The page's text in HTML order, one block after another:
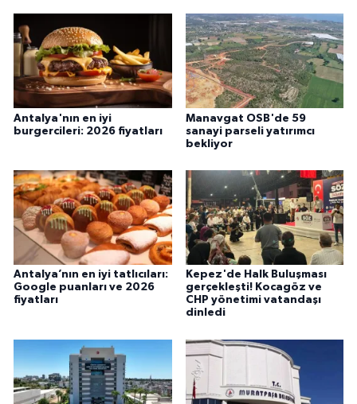
Antalya'nın en iyi
burgercileri: 2026 fiyatları
Manavgat OSB'de 59
sanayi parseli yatırımcı
bekliyor
Antalya’nın en iyi tatlıcıları:
Google puanları ve 2026
fiyatları
Kepez'de Halk Buluşması
gerçekleşti! Kocagöz ve
CHP yönetimi vatandaşı
dinledi